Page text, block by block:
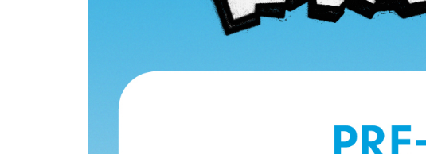
SKATEBOARD KEYRING
145x25x20mm (INCLODED CHAIN) / 1EA